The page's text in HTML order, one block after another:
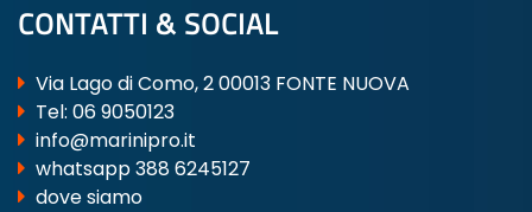
CONTATTI & SOCIAL
Via Lago di Como, 2 00013 FONTE NUOVA
Tel: 06 9050123
info@marinipro.it
whatsapp 388 6245127
dove siamo